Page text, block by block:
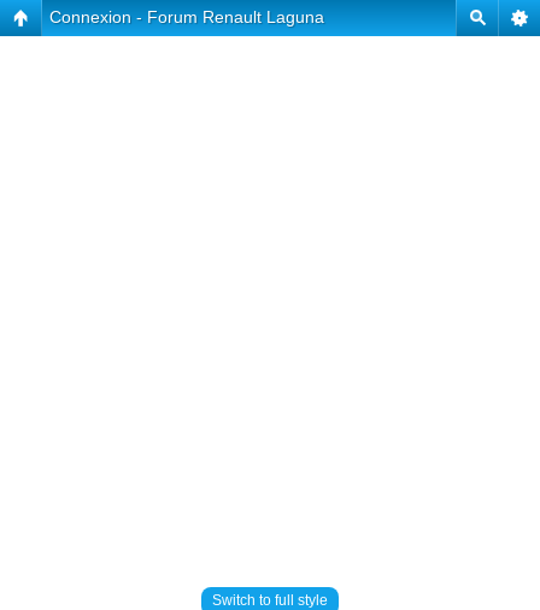
Connexion - Forum Renault Laguna
Switch to full style